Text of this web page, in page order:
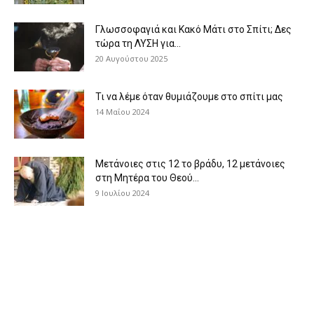
Γλωσσοφαγιά και Κακό Μάτι στο Σπίτι; Δες
τώρα τη ΛΥΣΗ για...
20 Αυγούστου 2025
Τι να λέμε όταν θυμιάζουμε στο σπίτι μας
14 Μαΐου 2024
Μετάνοιες στις 12 το βράδυ, 12 μετάνοιες
στη Μητέρα του Θεού...
9 Ιουλίου 2024